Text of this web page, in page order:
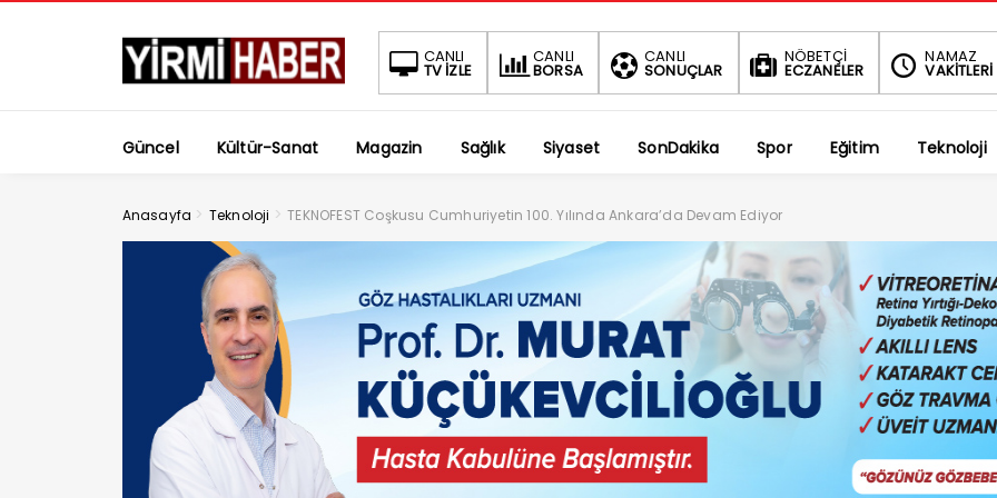
CANLI
TV İZLE
CANLI
BORSA
CANLI
SONUÇLAR
NÖBETÇİ
ECZANELER
NAMAZ
VAKİTLERİ
BIST
-0.03% 1.690,16
DOLAR
% 47,6909
Güncel Kültür-Sanat Magazin Sağlık Siyaset SonDakika Spor Eğitim Teknoloji
Anasayfa > Teknoloji >TEKNOFEST Coşkusu Cumhuriyetin 100. Yılında Ankara’da Devam Ediyor